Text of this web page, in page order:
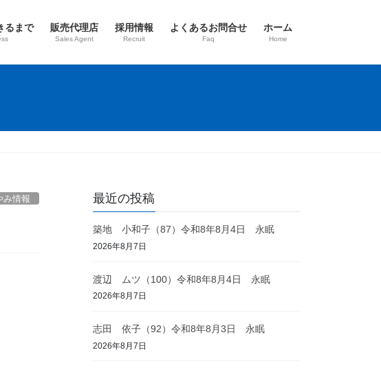
るまで 販売代理店
Sales Agent
採用情報
Recruit
よくあるお問合せ
Faq
ホーム
Home
み情報 最近の投稿
築地 小和子（87）令和8年8月4日 永眠
2026年8月7日
渡辺 ムツ（100）令和8年8月4日 永眠
2026年8月7日
志田 依子（92）令和8年8月3日 永眠
2026年8月7日